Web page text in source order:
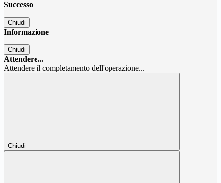
Successo
Chiudi
Informazione
Chiudi
Attendere...
Attendere il completamento dell'operazione...
Chiudi